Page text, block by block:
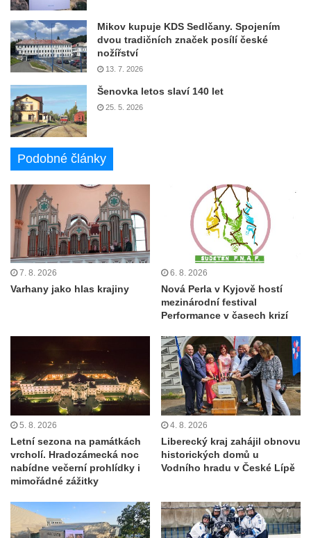
Mikov kupuje KDS Sedlčany. Spojením
dvou tradičních značek posílí české
nožířství
13. 7. 2026
Šenovka letos slaví 140 let
25. 5. 2026
Podobné články
7. 8. 2026
Varhany jako hlas krajiny
6. 8. 2026
Nová Perla v Kyjově hostí
mezinárodní festival
Performance v časech krizí
5. 8. 2026
Letní sezona na památkách
vrcholí. Hradozámecká noc
nabídne večerní prohlídky i
mimořádné zážitky
4. 8. 2026
Liberecký kraj zahájil obnovu
historických domů u
Vodního hradu v České Lípě